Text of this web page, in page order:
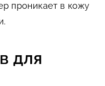
проникает в кожу
для